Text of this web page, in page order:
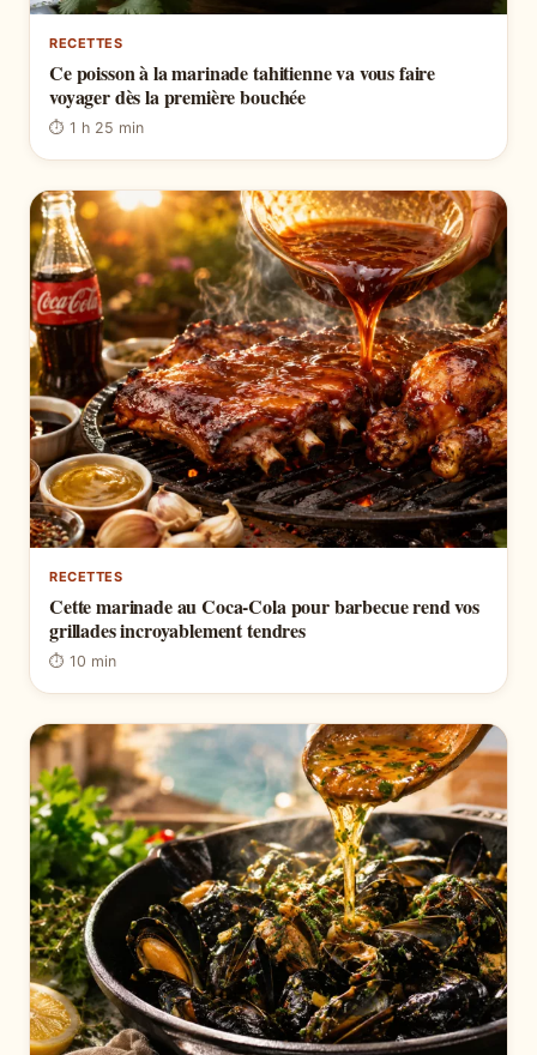
RECETTES
Ce poisson à la marinade tahitienne va vous faire
voyager dès la première bouchée
⏱ 1 h 25 min
RECETTES
Cette marinade au Coca-Cola pour barbecue rend vos
grillades incroyablement tendres
⏱ 10 min